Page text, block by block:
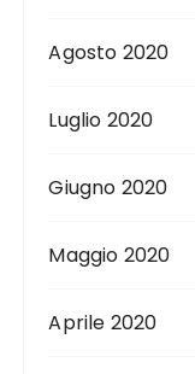
Agosto 2020
Luglio 2020
Giugno 2020
Maggio 2020
Aprile 2020